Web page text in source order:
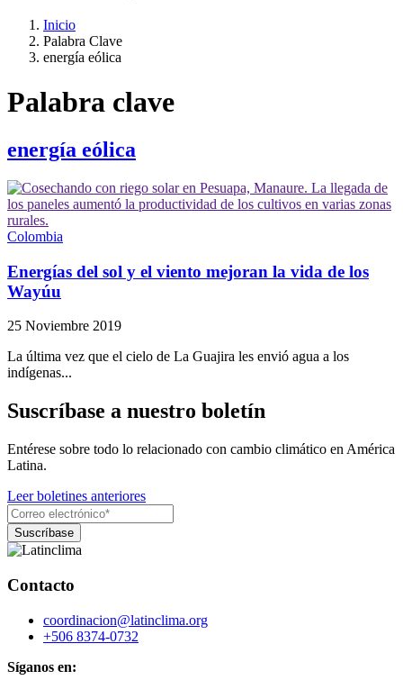
Inicio
Palabra Clave
energía eólica
Palabra clave
energía eólica
Colombia
Energías del sol y el viento mejoran la vida de los
Wayúu
25 Noviembre 2019
La última vez que el cielo de La Guajira les envió agua a los
indígenas...
Suscríbase a nuestro boletín
Entérese sobre todo lo relacionado con cambio climático en América
Latina.
Leer boletines anteriores
Contacto
coordinacion@latinclima.org
+506 8374-0732
Síganos en: